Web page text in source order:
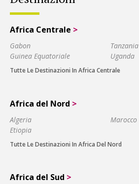
Africa Centrale >
Gabon
Guinea Equatoriale
Tanzania
Uganda
Tutte Le Destinazioni In Africa Centrale
Africa del Nord >
Algeria
Etiopia
Marocco
Tutte Le Destinazioni In Africa Del Nord
Africa del Sud >